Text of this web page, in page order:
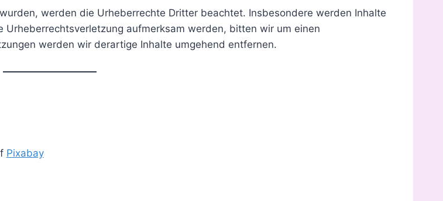
werden die Urheberrechte Dritter beachtet. Insbesondere werden Inhalte
aufmerksam werden, bitten wir um einen
werden wir derartige Inhalte umgehend entfernen.
Pixabay